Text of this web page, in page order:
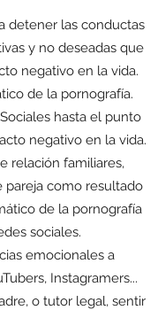
detener las conductas
y no deseadas que
negativo en la vida.
de la pornografía.
hasta el punto
negativo en la vida.
relación familiares,
pareja como resultado
de la pornografía
sociales.
emocionales a
Instagramers...
o tutor legal, sentir